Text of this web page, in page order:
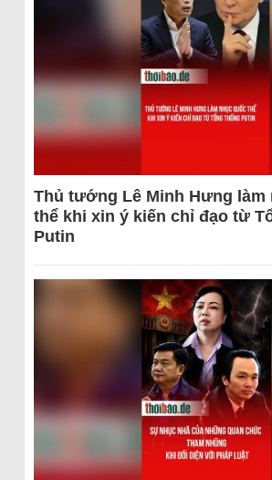
Thủ tướng Lê Minh Hưng làm
thể khi xin ý kiến chỉ đạo từ
Putin